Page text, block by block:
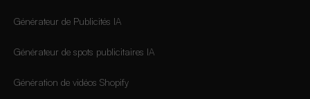
Générateur de Publicités IA
Générateur de spots publicitaires IA
Génération de vidéos Shopify